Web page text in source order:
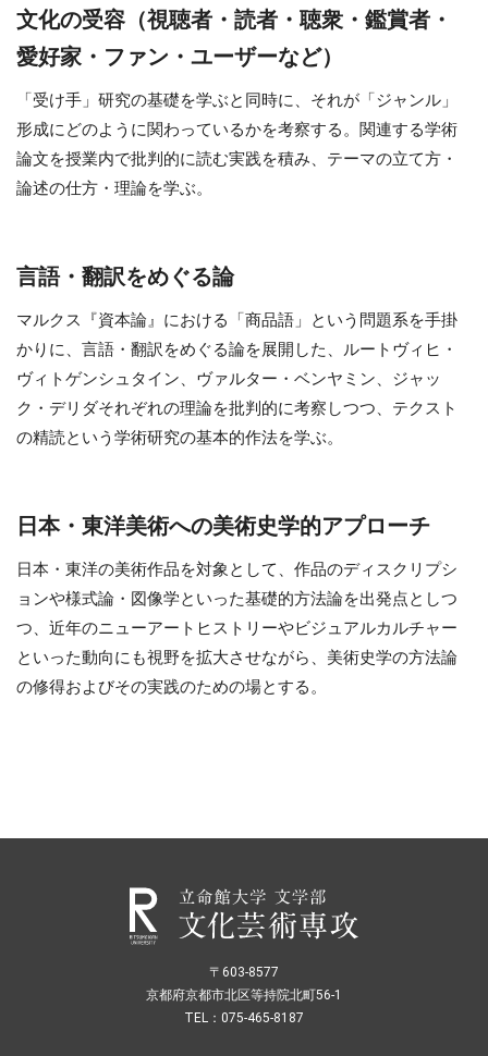
文化の受容（視聴者・読者・聴衆・鑑賞者・
愛好家・ファン・ユーザーなど）
「受け手」研究の基礎を学ぶと同時に、それが「ジャンル」
形成にどのように関わっているかを考察する。関連する学術
論文を授業内で批判的に読む実践を積み、テーマの立て方・
論述の仕方・理論を学ぶ。
言語・翻訳をめぐる論
マルクス『資本論』における「商品語」という問題系を手掛
かりに、言語・翻訳をめぐる論を展開した、ルートヴィヒ・
ヴィトゲンシュタイン、ヴァルター・ベンヤミン、ジャッ
ク・デリダそれぞれの理論を批判的に考察しつつ、テクスト
の精読という学術研究の基本的作法を学ぶ。
日本・東洋美術への美術史学的アプローチ
日本・東洋の美術作品を対象として、作品のディスクリプシ
ョンや様式論・図像学といった基礎的方法論を出発点としつ
つ、近年のニューアートヒストリーやビジュアルカルチャー
といった動向にも視野を拡大させながら、美術史学の方法論
の修得およびその実践のための場とする。
〒603-8577
京都府京都市北区等持院北町56-1
TEL：075-465-8187